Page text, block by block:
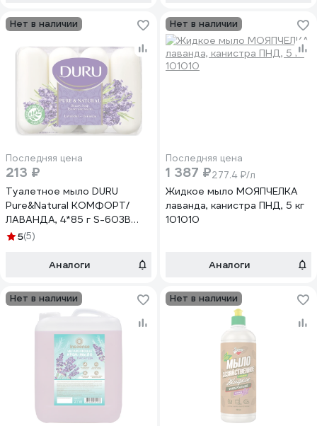
Нет в наличии
Последняя цена
213 ₽
Туалетное мыло DURU
Pure&Natural КОМФОРТ/
ЛАВАНДА, 4*85 г S-603B
1688
5(5)
Аналоги
Нет в наличии
Последняя цена
1 387 ₽277.4 ₽/л
Жидкое мыло МОЯПЧЕЛКА
лаванда, канистра ПНД, 5 кг
101010
Аналоги
Нет в наличии Нет в наличии